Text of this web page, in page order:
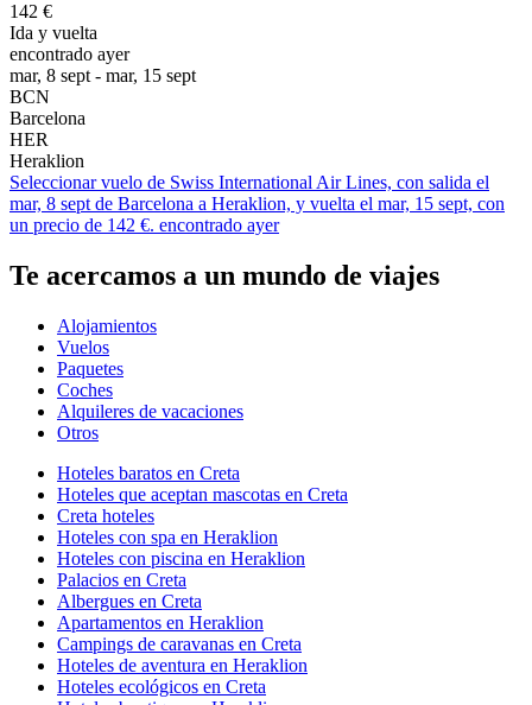
142 €
Ida y vuelta
encontrado ayer
mar, 8 sept - mar, 15 sept
BCN
Barcelona
HER
Heraklion
Seleccionar vuelo de Swiss International Air Lines, con salida el
mar, 8 sept de Barcelona a Heraklion, y vuelta el mar, 15 sept, con
un precio de 142 €. encontrado ayer
Te acercamos a un mundo de viajes
Alojamientos
Vuelos
Paquetes
Coches
Alquileres de vacaciones
Otros
Hoteles baratos en Creta
Hoteles que aceptan mascotas en Creta
Creta hoteles
Hoteles con spa en Heraklion
Hoteles con piscina en Heraklion
Palacios en Creta
Albergues en Creta
Apartamentos en Heraklion
Campings de caravanas en Creta
Hoteles de aventura en Heraklion
Hoteles ecológicos en Creta